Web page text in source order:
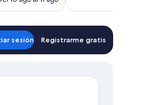
48 €
sesión Registrarme gratis